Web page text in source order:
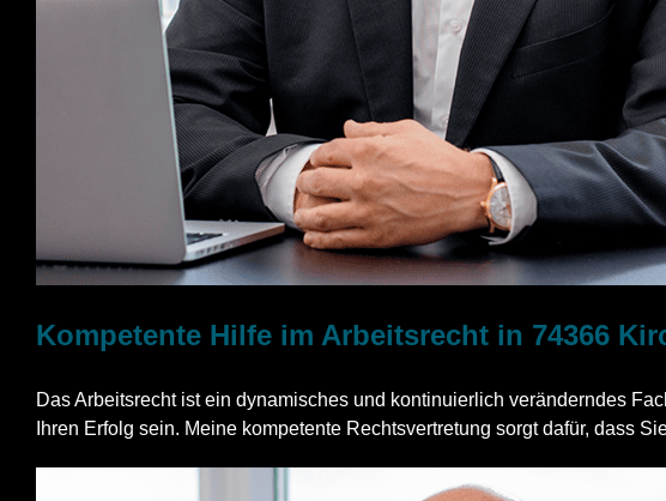
Kompetente Hilfe im Arbeitsrecht in 74366
Das Arbeitsrecht ist ein dynamisches und kontinuierlich veränderndes
Ihren Erfolg sein. Meine kompetente Rechtsvertretung sorgt dafür, dass